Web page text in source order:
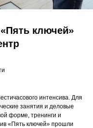
ключей»
интенсива. Для
занятия и деловые
форме, тренинги и
«Пять ключей» прошли